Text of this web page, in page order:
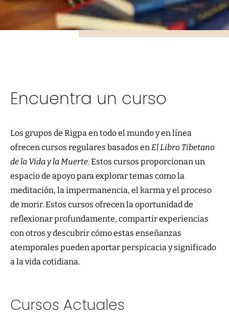
Encuentra un curso
Los grupos de Rigpa en todo el mundo y en línea
ofrecen cursos regulares basados enEl Libro Tibetano
de la Vida y la Muerte. Estos cursos proporcionan un
espacio de apoyo para explorar temas como la
meditación, la impermanencia, el karma y el proceso
de morir. Estos cursos ofrecen la oportunidad de
reflexionar profundamente, compartir experiencias
con otros y descubrir cómo estas enseñanzas
atemporales pueden aportar perspicacia y significado
a la vida cotidiana.
Cursos Actuales